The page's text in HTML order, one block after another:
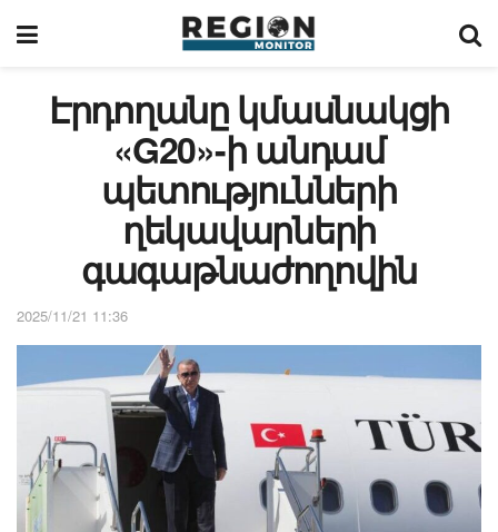
Էրդողանը կմասնակցի
«G20»-ի անդամ
պետությունների
ղեկավարների
գագաթնաժողովին
2025/11/21 11:36